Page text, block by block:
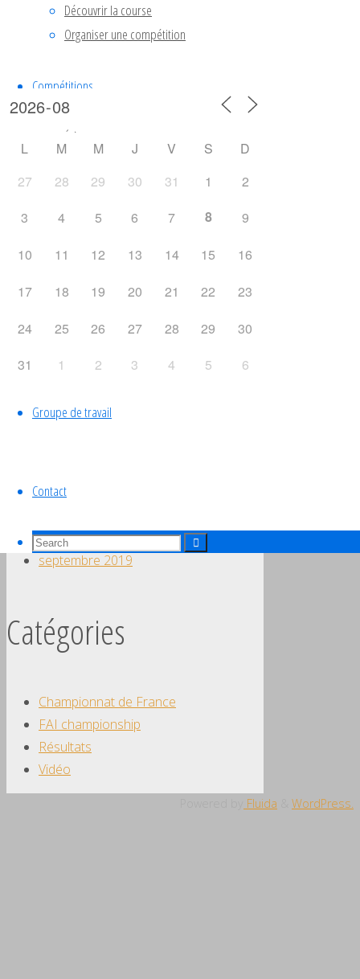
Découvrir la course
Organiser une compétition
Compétitions
Évènements
Règlements
Coupe de France
FAI championship
Liens utiles
Groupe de travail
Contact
Search
Search
for:
Search
L M M J V S
D
27
28 29 30 31 1
2
3
4 5 6 7 8
9
10
11 12 13 14 15
16
17
18 19 20 21 22
23
24
25 26 27 28 29
30
31
1 2 3 4 5 6
septembre 2022
septembre 2019
Catégories
Championnat de France
FAI championship
Résultats
Vidéo
Fluida WordPress.